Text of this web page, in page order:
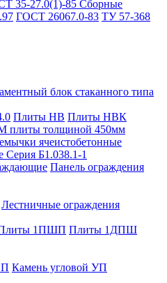
35-27.0(1)-85 Сборные
ГОСТ 26067.0-83 ТУ 57-368
блок стаканного типа
Плиты НВ Плиты НВК
плиты толщиной 450мм
ячеистобетонные
Б1.038.1-1
Панель ограждения
Лестничные ограждения
1ПШП Плиты 1ДПШ
Камень угловой УП